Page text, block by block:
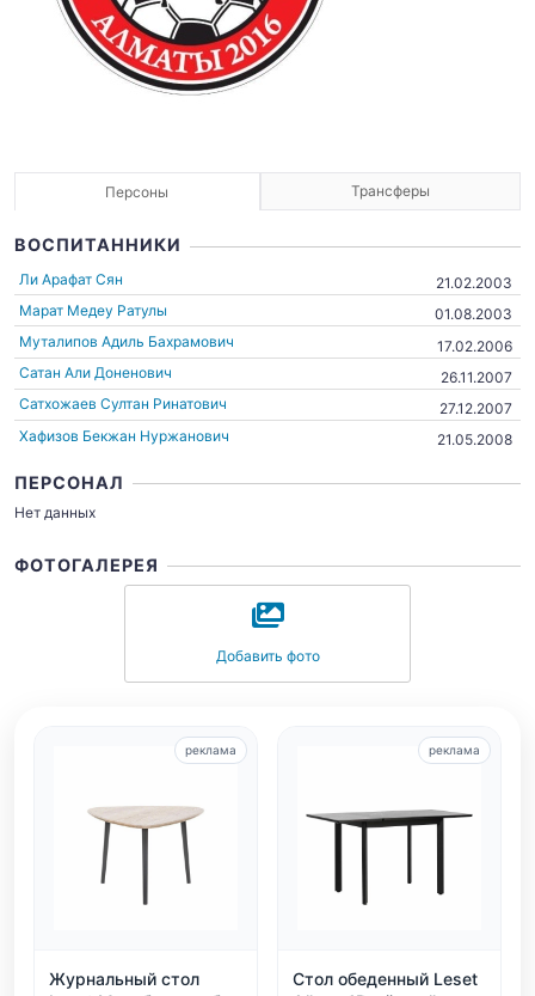
Персоны Трансферы
ВОСПИТАННИКИ
Ли Арафат Сян
21.02.2003
Марат Медеу Ратулы
01.08.2003
Муталипов Адиль Бахрамович
17.02.2006
Сатан Али Доненович
26.11.2007
Сатхожаев Султан Ринатович
27.12.2007
Хафизов Бекжан Нуржанович
21.05.2008
ПЕРСОНАЛ
Нет данных
ФОТОГАЛЕРЕЯ
Добавить фото
Журнальный стол
реклама
Стол обеденный Leset
реклама